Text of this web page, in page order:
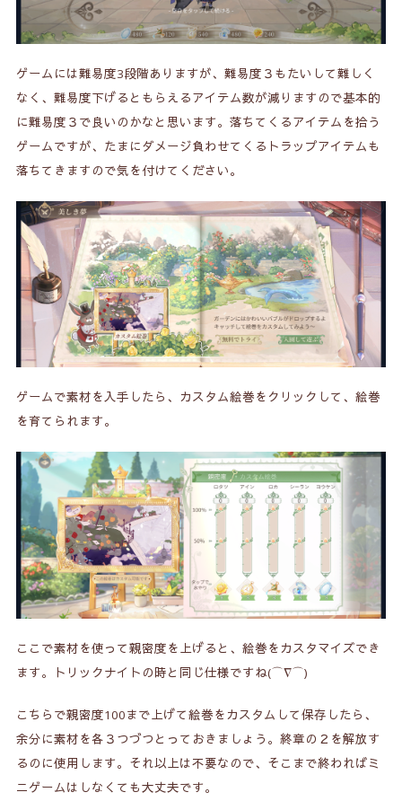
ゲームには難易度3段階ありますが、難易度３もたいして難しく
なく、難易度下げるともらえるアイテム数が減りますので基本的
に難易度３で良いのかなと思います。落ちてくるアイテムを拾う
ゲームですが、たまにダメージ負わせてくるトラップアイテムも
落ちてきますので気を付けてください。
ゲームで素材を入手したら、カスタム絵巻をクリックして、絵巻
を育てられます。
ここで素材を使って親密度を上げると、絵巻をカスタマイズでき
ます。トリックナイトの時と同じ仕様ですね(⌒∇⌒)
こちらで親密度100まで上げて絵巻をカスタムして保存したら、
余分に素材を各３つづつとっておきましょう。終章の２を解放す
るのに使用します。それ以上は不要なので、そこまで終わればミ
ニゲームはしなくても大丈夫です。